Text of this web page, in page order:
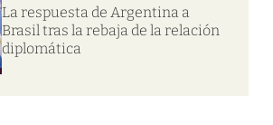
La respuesta de Argentina a
Brasil tras la rebaja de la relación
diplomática